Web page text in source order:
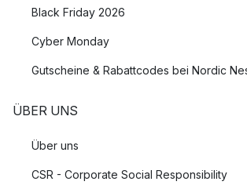
Black Friday 2026
Cyber Monday
Gutscheine & Rabattcodes bei Nordic
ÜBER UNS
Über uns
CSR - Corporate Social Responsibility